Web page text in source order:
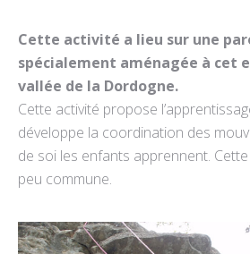
Cette activité a lieu sur une
spécialement aménagée à cet
vallée de la Dordogne.
Cette activité propose
développe la coordination des
de soi les enfants apprennent.
peu commune.